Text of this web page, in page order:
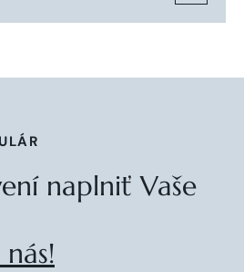
naplniť Vaše